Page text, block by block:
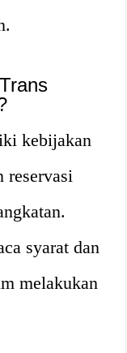
kebijakan
reservasi
syarat dan
melakukan